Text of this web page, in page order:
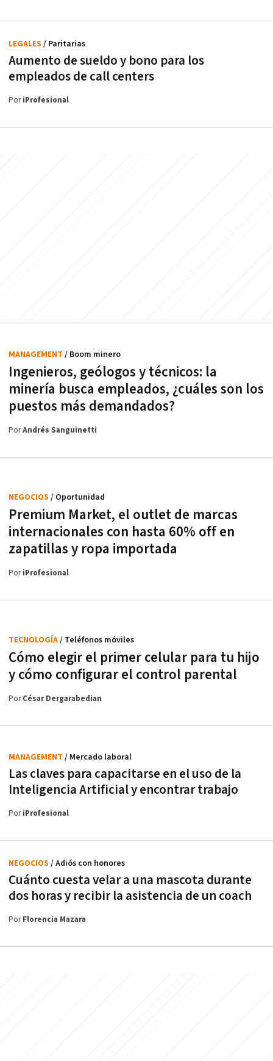
Aumento de sueldo y bono para los
empleados de call centers
LEGALES / Paritarias
PoriProfesional
Ingenieros, geólogos y técnicos: la
minería busca empleados, ¿cuáles son los
puestos más demandados?
MANAGEMENT / Boom minero
PorAndrés Sanguinetti
Premium Market, el outlet de marcas
internacionales con hasta 60% off en
zapatillas y ropa importada
NEGOCIOS / Oportunidad
PoriProfesional
Cómo elegir el primer celular para tu hijo
y cómo configurar el control parental
TECNOLOGÍA/ Teléfonos móviles
PorCésar Dergarabedian
Las claves para capacitarse en el uso de la
Inteligencia Artificial y encontrar trabajo
MANAGEMENT / Mercado laboral
PoriProfesional
Cuánto cuesta velar a una mascota durante
dos horas y recibir la asistencia de un coach
NEGOCIOS / Adiós con honores
PorFlorencia Mazara